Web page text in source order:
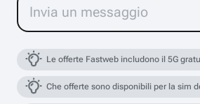
Le offerte Fastweb includono il 5G
Che offerte sono disponibili per la sim